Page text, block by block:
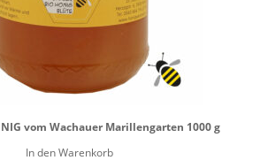
vom Wachauer Marillengarten 1000 g
In den Warenkorb